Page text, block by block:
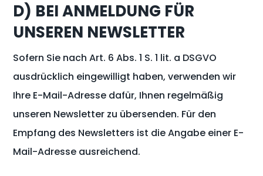
D) BEI ANMELDUNG FÜR
UNSEREN NEWSLETTER
Sofern Sie nach Art. 6 Abs. 1 S. 1 lit. a DSGVO
ausdrücklich eingewilligt haben, verwenden wir
Ihre E-Mail-Adresse dafür, Ihnen regelmäßig
unseren Newsletter zu übersenden. Für den
Empfang des Newsletters ist die Angabe einer E-
Mail-Adresse ausreichend.